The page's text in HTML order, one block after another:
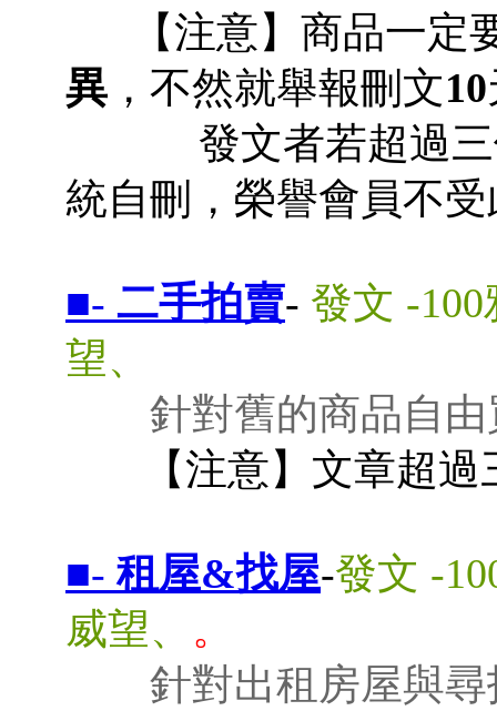
【注意】商品一定
異 ，不然就舉報刪文10
發文者若超過三個
統自刪，榮譽會員不
■- 二手拍賣- 發文 -
望、
針對舊的商品自
【注意】文章超過
■-租屋&找屋-發文 -
威望、 。
針對出租房屋與